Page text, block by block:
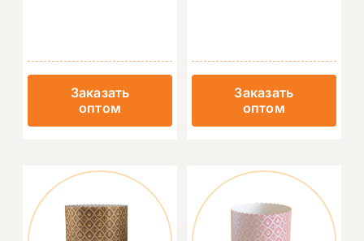
Заказать
оптом
Заказать
оптом